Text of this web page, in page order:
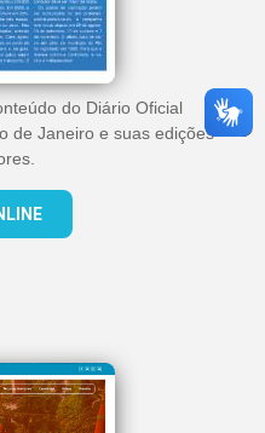
do Diário Oficial
de Janeiro e suas edições